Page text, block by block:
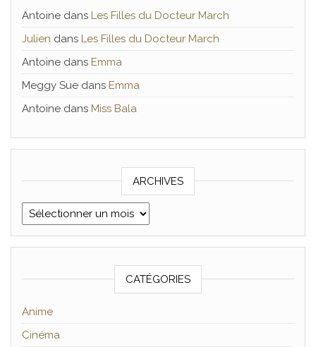
Antoine dans Les Filles du Docteur March
Julien dans Les Filles du Docteur March
Antoine dans Emma
Meggy Sue dans Emma
Antoine dans Miss Bala
ARCHIVES
Archives
CATÉGORIES
Anime
Cinéma